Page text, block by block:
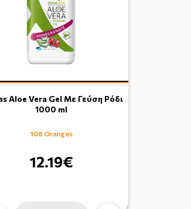
Aloe Vera Gel Με Γεύση Ρόδι
1000 ml
108 Oranges
12.19€